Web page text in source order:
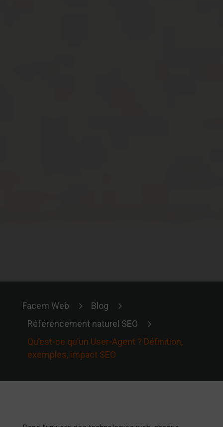
Facem Web 5 Blog 5
Référencement naturel SEO 5
Qu’est-ce qu’un User-Agent ? Définition,
exemples, impact SEO